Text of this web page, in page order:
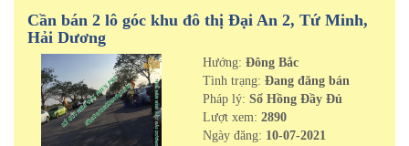
Cần bán 2 lô góc khu đô thị Đại An 2, Tứ Minh,
Hải Dương
Hướng: Đông Bắc
Tình trạng: Đang đăng bán
Pháp lý: Sổ Hồng Đầy Đủ
Lượt xem: 2890
Ngày đăng: 10-07-2021